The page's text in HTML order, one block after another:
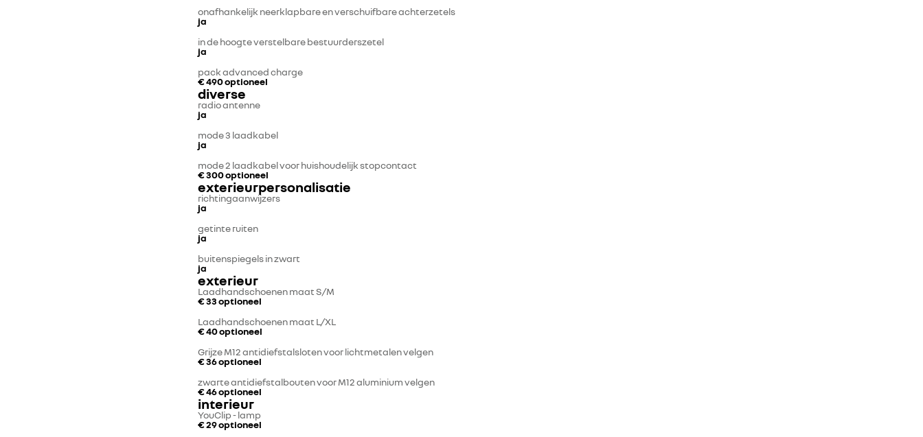
onafhankelijk neerklapbare en verschuifbare achterzetels
ja
in de hoogte verstelbare bestuurderszetel
ja
pack advanced charge
€ 490optioneel
diverse
radio antenne
ja
mode 3 laadkabel
ja
mode 2 laadkabel voor huishoudelijk stopcontact
€ 300optioneel
exterieurpersonalisatie
richtingaanwijzers
ja
getinte ruiten
ja
buitenspiegels in zwart
ja
exterieur
Laadhandschoenen maat S/M
€ 33optioneel
Laadhandschoenen maat L/XL
€ 40optioneel
Grijze M12 antidiefstalsloten voor lichtmetalen velgen
€ 36optioneel
zwarte antidiefstalbouten voor M12 aluminium velgen
€ 46optioneel
interieur
YouClip - lamp
€ 29optioneel